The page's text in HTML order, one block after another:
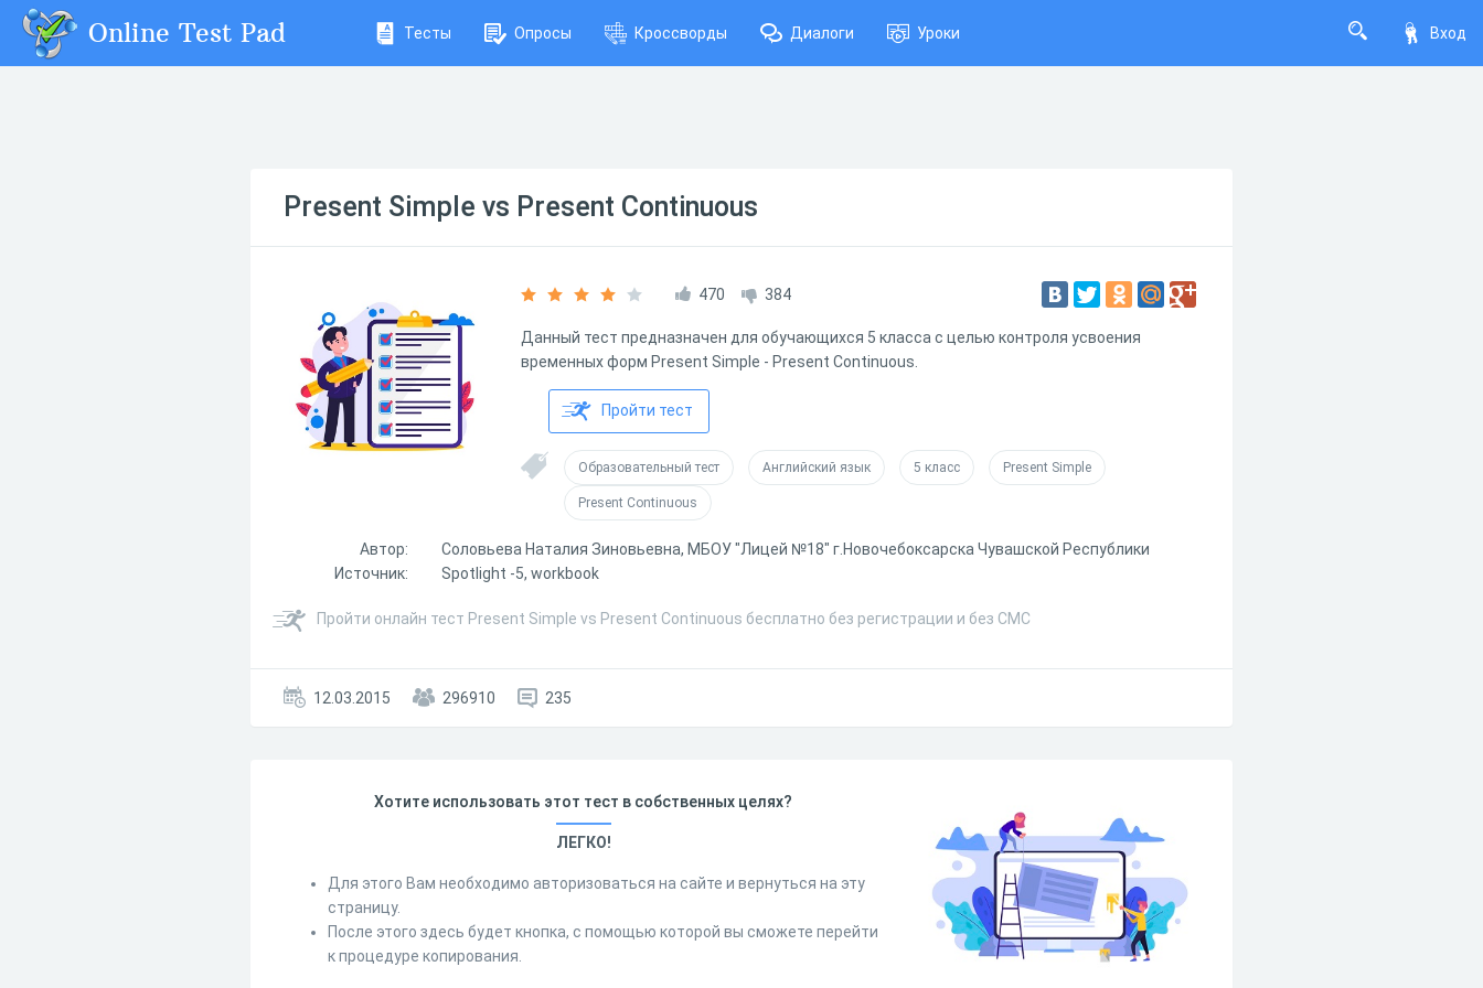
Вход
Online Test Pad Тесты Опросы Кроссворды Диалоги Уроки
Present Simple vs Present Continuous
470 384
Данный тест предназначен для обучающихся 5 класса с целью контроля усвоения
временных форм Present Simple - Present Continuous.
Пройти тест
Образовательный тест Английский язык 5 класс Present Simple
Present Continuous
Автор:
Соловьева Наталия Зиновьевна, МБОУ "Лицей №18" г.Новочебоксарска Чувашской Республики
Источник:
Spotlight -5, workbook
Пройти онлайн тест Present Simple vs Present Continuous бесплатно без регистрации и без СМС
12.03.2015 296910 235
Хотите использовать этот тест в собственных целях?
ЛЕГКО!
Для этого Вам необходимо авторизоваться на сайте и вернуться на эту
страницу.
После этого здесь будет кнопка, с помощью которой вы сможете перейти
к процедуре копирования.